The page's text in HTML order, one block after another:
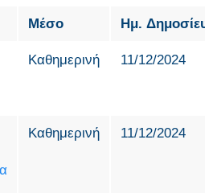
Μέσο Ημ.
Καθημερινή 11/12/2024
Καθημερινή 11/12/2024